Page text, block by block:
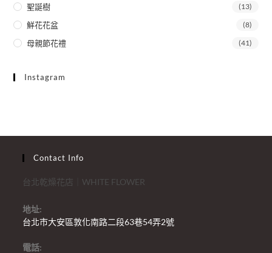
聖誕樹 (13)
鮮花花盆 (8)
母親節花禮 (41)
Instagram
Contact Info
台北乾燥花店｜WHITE FLOWER
地址:
台北市大安區敦化南路二段63巷54弄2號
電話: